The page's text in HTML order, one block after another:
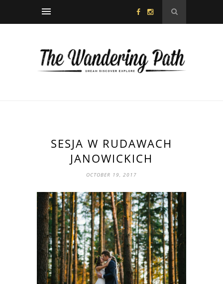
SESJA W RUDAWACH
JANOWICKICH
OCTOBER 19, 2017